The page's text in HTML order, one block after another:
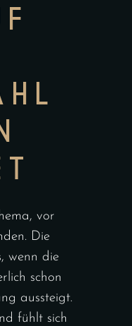
vor
Die
wenn die
schon
aussteigt.
fühlt sich